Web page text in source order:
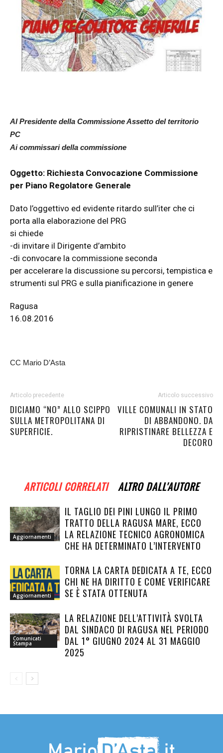
Al Presidente della Commissione Assetto del territorio
PC
Ai commissari della commissione
Oggetto: Richiesta Convocazione Commissione
per Piano Regolatore Generale
Dato l’oggettivo ed evidente ritardo sull’iter che ci
porta alla elaborazione del PRG
si chiede
-di invitare il Dirigente d’ambito
-di convocare la commissione seconda
per accelerare la discussione su percorsi, tempistica e
strumenti sul PRG e sulla pianificazione in genere
Ragusa
16.08.2016
CC Mario D’Asta
Articolo precedente
DICIAMO “NO” ALLO SCIPPO
SULLA METROPOLITANA DI
SUPERFICIE.
Articolo successivo
VILLE COMUNALI IN STATO
DI ABBANDONO. DA
RIPRISTINARE BELLEZZA E
DECORO
ARTICOLI CORRELATI ALTRO DALL'AUTORE
Aggiornamenti
IL TAGLIO DEI PINI LUNGO IL PRIMO
TRATTO DELLA RAGUSA MARE, ECCO
LA RELAZIONE TECNICO AGRONOMICA
CHE HA DETERMINATO L’INTERVENTO
Aggiornamenti
TORNA LA CARTA DEDICATA A TE, ECCO
CHI NE HA DIRITTO E COME VERIFICARE
SE È STATA OTTENUTA
Comunicati
Stampa
LA RELAZIONE DELL’ATTIVITÀ SVOLTA
DAL SINDACO DI RAGUSA NEL PERIODO
DAL 1° GIUGNO 2024 AL 31 MAGGIO
2025